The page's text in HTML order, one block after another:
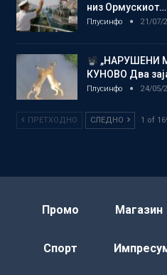
низ Ормускиот…
Плусинфо 21/07/
„НАРУШЕНИ
КУНОВО Два
Плусинфо 24/05/
ПРЕТХОДНО СЛЕДНО 1 of
Промо Магазин
Спорт